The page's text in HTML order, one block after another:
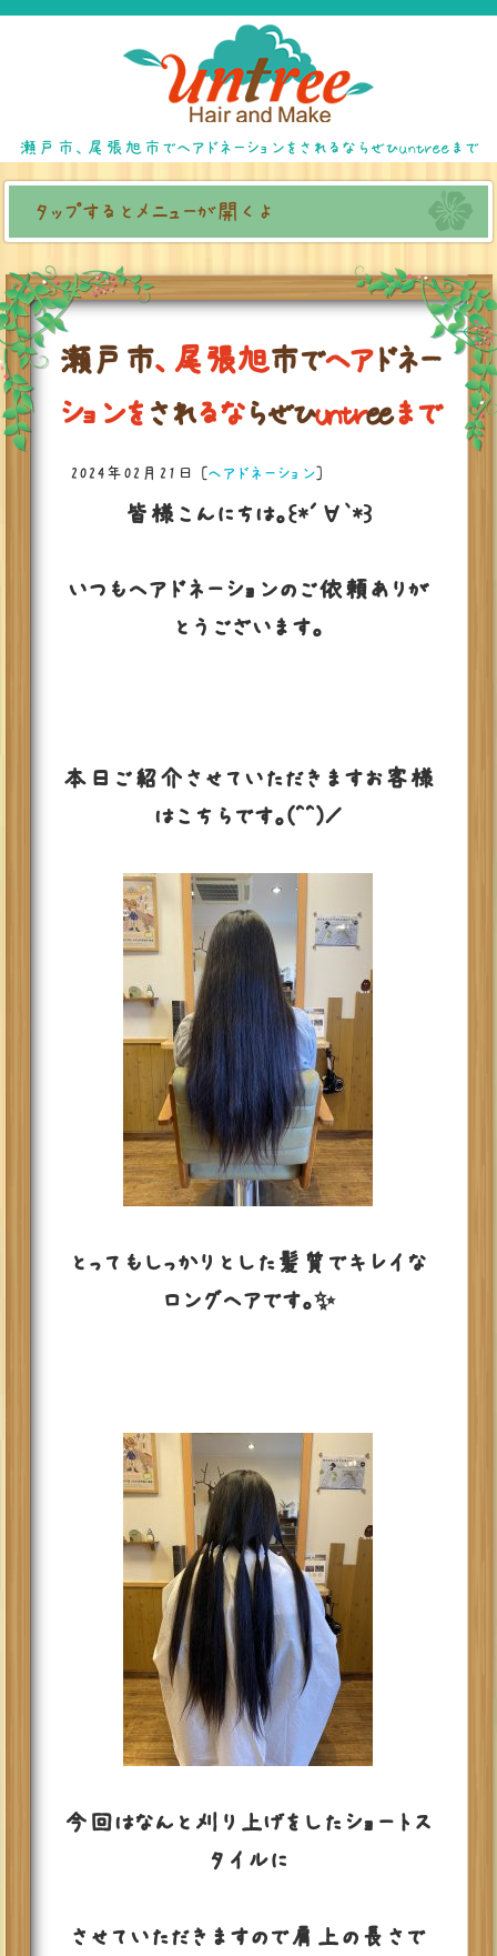
瀬戸市、尾張旭市でヘアドネーションをされるならぜひuntreeまで
タップするとメニューが開くよ
瀬戸 市、 尾張旭市でヘアドネー
ショ ンを されるならぜひuntreeまで
2024年02月21日 [ヘアドネーション]
皆様こんにちは。꒰*´∀`*꒱
いつもヘアドネーションのご依頼ありが
とうございます。
本日ご紹介させていただきますお客様
はこちらです。(^^)／
とってもしっかりとした髪質でキレイな
ロングヘアです。✨
今回はなんと刈り上げをしたショートス
タイルに
させていただきますので肩上の長さで